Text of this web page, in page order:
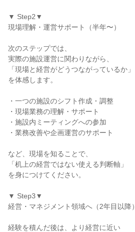
▼ Step2▼
現場理解・運営サポート（半年〜）
次のステップでは、
実際の施設運営に関わりながら、
「現場と経営がどうつながっているか」
を体感します。
・一つの施設のシフト作成・調整
・現場業務の理解・サポート
・施設内ミーティングへの参加
・業務改善や企画運営のサポート
など、現場を知ることで、
「机上の経営ではない使える判断軸」
を身につけてください。
▼ Step3▼
経営・マネジメント領域へ（2年目以降）
経験を積んだ後は、より経営に近い